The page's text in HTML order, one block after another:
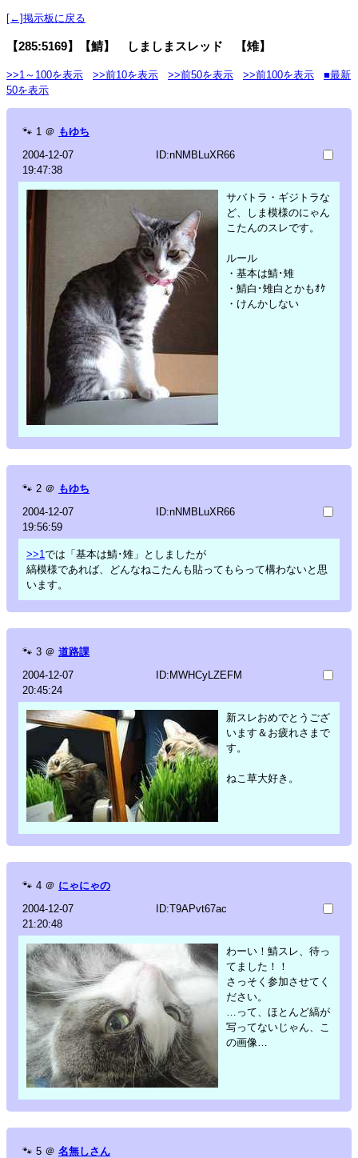
[←]掲示板に戻る
【285:5169】【鯖】 しましまスレッド 【雉】
>>1～100を表示 >>前10を表示 >>前50を表示 >>前100を表示
■最新
50を表示
🐾 1 ＠ もゆち
2004-12-07
19:47:38
ID:nNMBLuXR66
サバトラ・ギジトラな
ど、しま模様のにゃん
こたんのスレです。
ルール
・基本は鯖･雉
・鯖白･雉白とかもｵｹ
・けんかしない
🐾 2 ＠ もゆち
2004-12-07
19:56:59
ID:nNMBLuXR66
>>1では「基本は鯖･雉」としましたが
縞模様であれば、どんなねこたんも貼ってもらって構わないと思
います。
🐾 3 ＠ 道路課
2004-12-07
20:45:24
ID:MWHCyLZEFM
新スレおめでとうござ
います＆お疲れさまで
す。
ねこ草大好き。
🐾 4 ＠ にゃにゃの
2004-12-07
21:20:48
ID:T9APvt67ac
わーい！鯖スレ、待っ
てました！！
さっそく参加させてく
ださい。
…って、ほとんど縞が
写ってないじゃん、こ
の画像…
🐾 5 ＠ 名無しさん